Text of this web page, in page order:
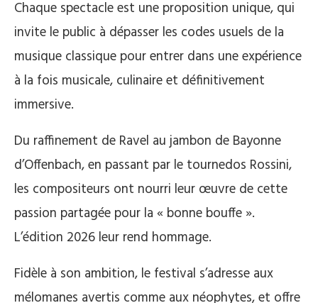
Chaque spectacle est une proposition unique, qui
invite le public à dépasser les codes usuels de la
musique classique pour entrer dans une expérience
à la fois musicale, culinaire et définitivement
immersive.
Du raffinement de Ravel au jambon de Bayonne
d’Offenbach, en passant par le tournedos Rossini,
les compositeurs ont nourri leur œuvre de cette
passion partagée pour la « bonne bouffe ».
L’édition 2026 leur rend hommage.
Fidèle à son ambition, le festival s’adresse aux
mélomanes avertis comme aux néophytes, et offre